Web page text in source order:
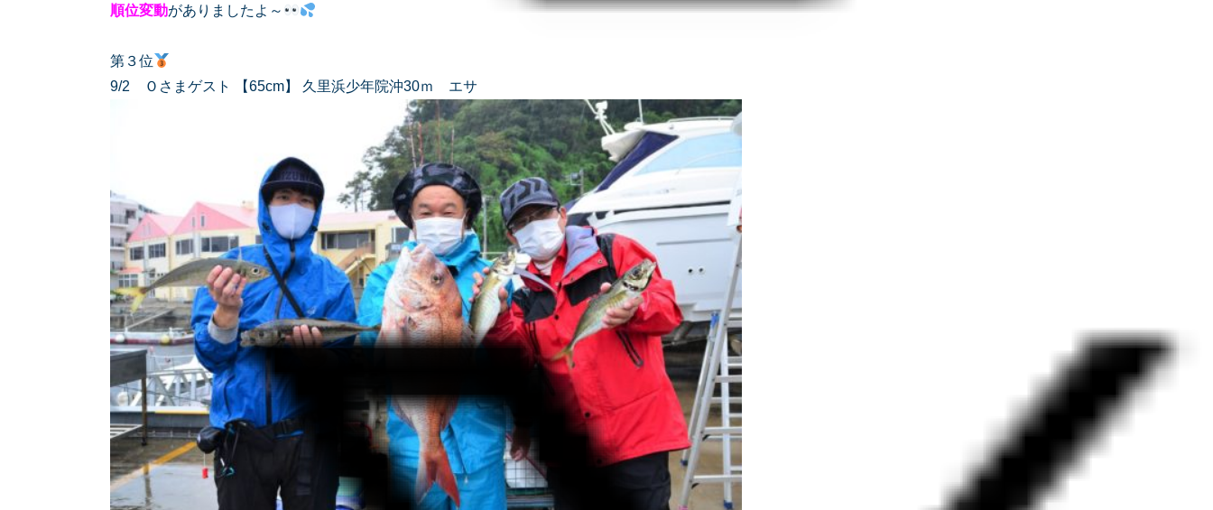
順位変動がありましたよ～
第３位
9/2 Ｏさまゲスト 【65cm】 久里浜少年院沖30ｍ エサ